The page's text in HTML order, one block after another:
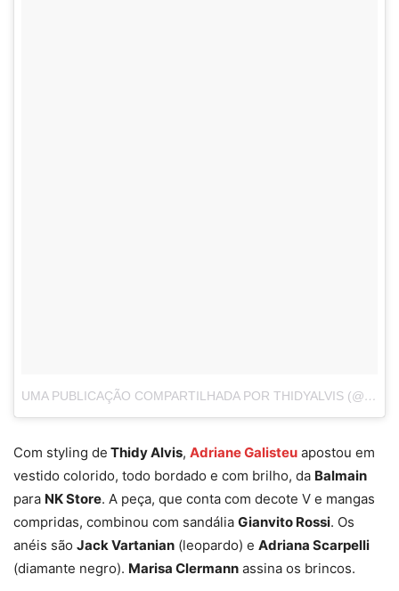
UMA PUBLICAÇÃO COMPARTILHADA POR THIDYALVIS (@THIDYALVIS)
Com styling de Thidy Alvis, Adriane Galisteu apostou em
vestido colorido, todo bordado e com brilho, da Balmain
para NK Store. A peça, que conta com decote V e mangas
compridas, combinou com sandália Gianvito Rossi. Os
anéis são Jack Vartanian (leopardo) e Adriana Scarpelli
(diamante negro). Marisa Clermann assina os brincos.